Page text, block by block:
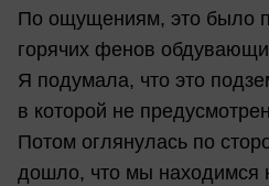
По ощущениям, это было
горячих фенов
Я подумала, что это
в которой не
Потом оглянулась по
дошло, что мы находимся